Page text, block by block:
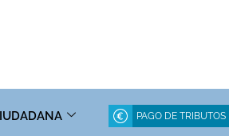
PAGO DE TRIBUTOS